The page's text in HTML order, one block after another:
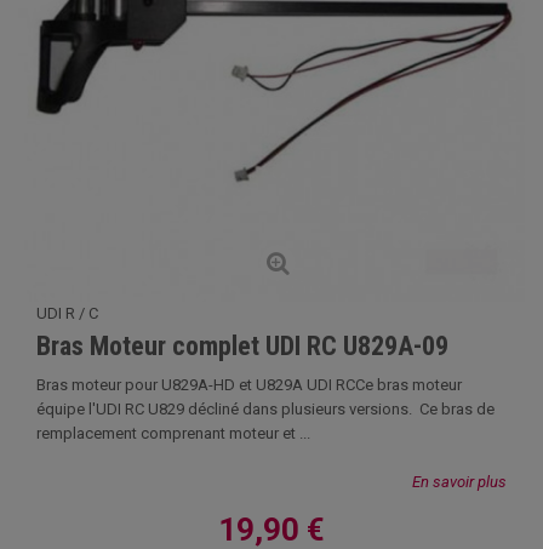
UDI R / C
Bras Moteur complet UDI RC U829A-09
Bras moteur pour U829A-HD et U829A UDI RCCe bras moteur
équipe l'UDI RC U829 décliné dans plusieurs versions. Ce bras de
remplacement comprenant moteur et ...
En savoir plus
19,90 €